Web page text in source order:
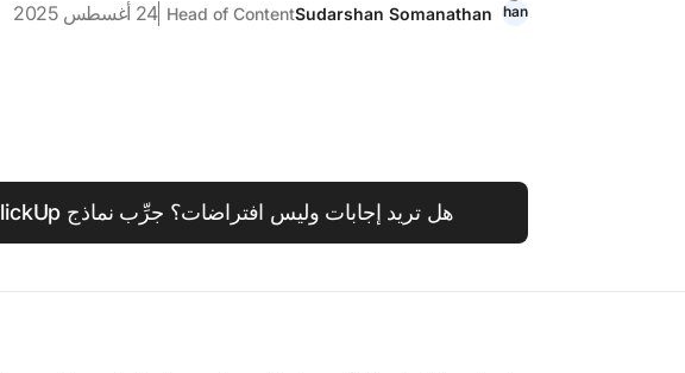
Sudarshan Somanathan
Head of Content 24 أغسطس 2025
هل تريد إجابات وليس افتراضات؟ جرِّب نماذج ClickUp